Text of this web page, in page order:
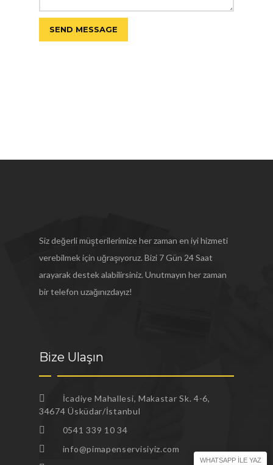
Siz değerli müşterilerimize her zaman en iyi hizmeti
verebilmek için uğraşıyoruz. Bizi 7 Gün 24 Saat
arayarak destek alabilirsiniz. Unutmayın her zaman
bir telefon uzağınızdayız!
Bize Ulaşın
İcadiye Mahallesi, Makastar Sk. 4-6,
34674 Üsküdar/İstanbul
0541 339 10 34
info@pimapenservisiyiz.com